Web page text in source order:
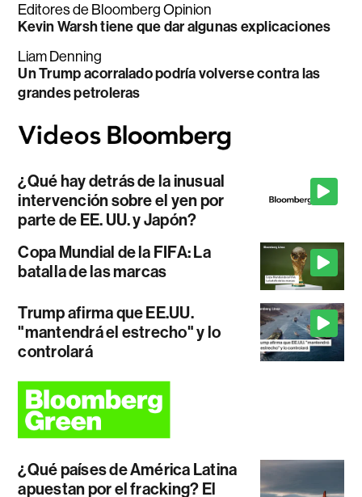
Editores de Bloomberg Opinion
Kevin Warsh tiene que dar algunas explicaciones
Liam Denning
Un Trump acorralado podría volverse contra las
grandes petroleras
¿Qué hay detrás de la inusual
intervención sobre el yen por
parte de EE. UU. y Japón?
Copa Mundial de la FIFA: La
batalla de las marcas
Trump afirma que EE.UU.
"mantendrá el estrecho" y lo
controlará
¿Qué países de América Latina
apuestan por el fracking? El